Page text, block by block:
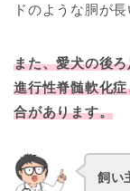
ドのような胴が
また、愛犬の後
進行性脊髄軟化
合があります。
飼い